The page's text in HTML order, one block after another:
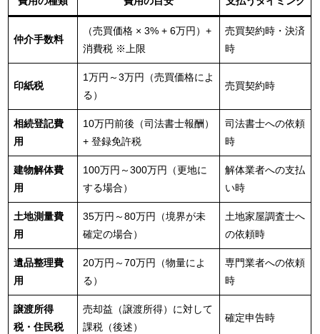
仲介手数料
（売買価格 × 3% + 6万円）+
消費税 ※上限
売買契約時・決済
時
印紙税
1万円～3万円（売買価格によ
る）
売買契約時
相続登記費
用
10万円前後（司法書士報酬）
+ 登録免許税
司法書士への依頼
時
建物解体費
用
100万円～300万円（更地に
する場合）
解体業者への支払
い時
土地測量費
用
35万円～80万円（境界が未
確定の場合）
土地家屋調査士へ
の依頼時
遺品整理費
用
20万円～70万円（物量によ
る）
専門業者への依頼
時
譲渡所得
税・住民税
売却益（譲渡所得）に対して
課税（後述）
確定申告時